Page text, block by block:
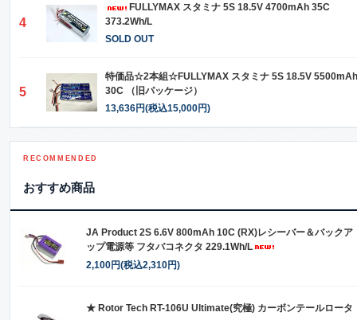
4
FULLYMAX スタミナ 5S 18.5V 4700mAh 35C
373.2Wh/L
SOLD OUT
5
特価品☆2本組☆FULLYMAX スタミナ 5S 18.5V 5500mAh
30C （旧パッケージ）
13,636円(税込15,000円)
RECOMMENDED
おすすめ商品
JA Product 2S 6.6V 800mAh 10C (RX)レシーバー＆バックア
ップ電源等 フタバコネクタ 229.1Wh/L
2,100円(税込2,310円)
★ Rotor Tech RT-106U Ultimate(究極) カーボンテールロータ